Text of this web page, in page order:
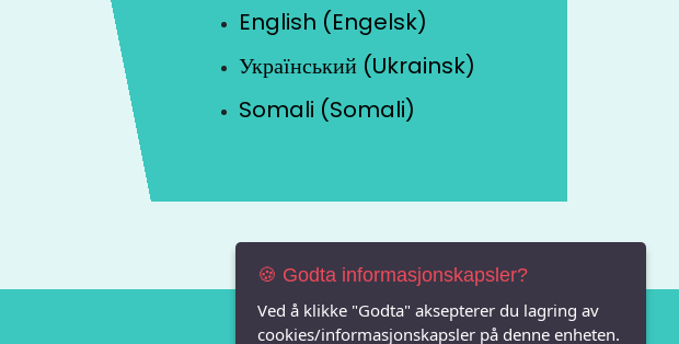
English (Engelsk)
Український (Ukrainsk)
Somali (Somali)
🍪 Godta informasjonskapsler?
Ved å klikke "Godta" aksepterer du lagring av
cookies/informasjonskapsler på denne enheten.